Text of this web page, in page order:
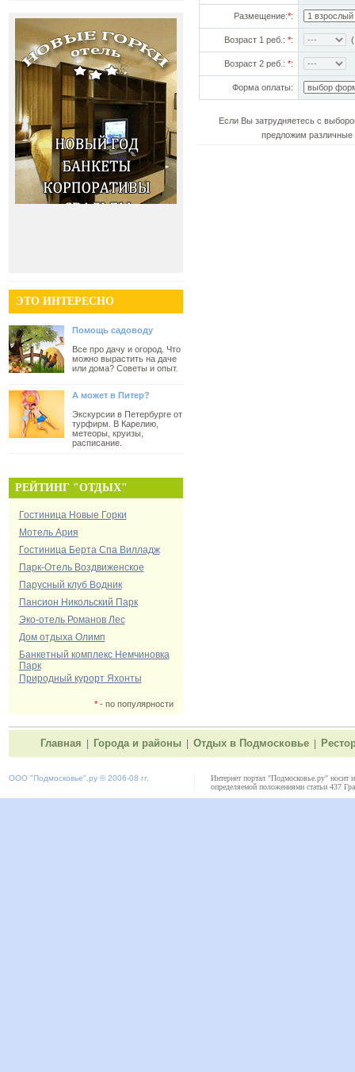
ЭТО ИНТЕРЕСНО
Помощь садоводу
Все про дачу и огород. Что
можно вырастить на даче
или дома? Советы и опыт.
А может в Питер?
Экскурсии в Петербурге от
турфирм. В Карелию,
метеоры, круизы,
расписание.
РЕЙТИНГ "ОТДЫХ"
Гостиница Новые Горки
Мотель Ария
Гостиница Берта Спа Вилладж
Парк-Отель Воздвиженское
Парусный клуб Водник
Пансион Никольский Парк
Эко-отель Романов Лес
Дом отдыха Олимп
Банкетный комплекс Немчиновка
Парк
Природный курорт Яхонты
*- по популярности
Размещение:*:
Возраст 1 реб.: *:
Возраст 2 реб.: *:
Форма оплаты:
Если Вы затрудняетесь с
предложим различные
Главная Города и районы Отдых в Подмосковье
ООО "Подмосковье" .ру © 2006-08 гг.
Интернет портал "Подмосковье.ру" носит
определяемой положениями статьи 437